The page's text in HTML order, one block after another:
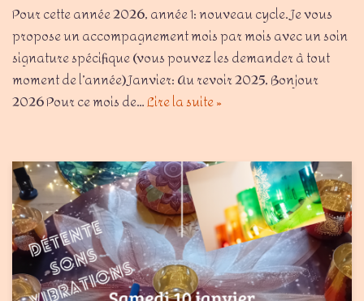
Pour cette année 2026, année 1: nouveau cycle. Je vous
propose un accompagnement mois par mois avec un soin
signature spécifique (vous pouvez les demander à tout
moment de l’année) Janvier: Au revoir 2025, Bonjour
2026 Pour ce mois de…Lire la suite »